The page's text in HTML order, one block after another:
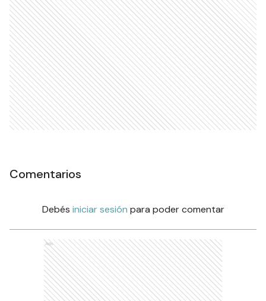
Comentarios
Debés iniciar sesión para poder comentar
Ads